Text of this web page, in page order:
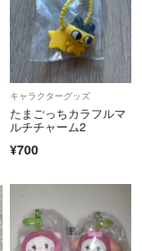
キャラクターグッズ
たまごっちカラフルマ
ルチチャーム2
¥700